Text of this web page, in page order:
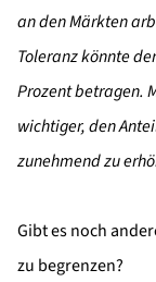
an den Märkten
Toleranz könnte
Prozent betragen.
wichtiger, den
zunehmend zu
Gibt es noch
zu begrenzen?